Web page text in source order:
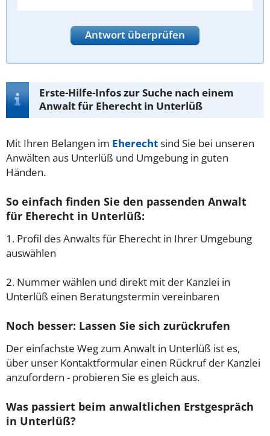
Antwort überprüfen
Erste-Hilfe-Infos zur Suche nach einem
Anwalt für Eherecht in Unterlüß
Mit Ihren Belangen im Eherechtsind Sie bei unseren
Anwälten aus Unterlüß und Umgebung in guten
Händen.
So einfach finden Sie den passenden Anwalt
für Eherecht in Unterlüß:
1. Profil des Anwalts für Eherecht in Ihrer Umgebung
auswählen
2. Nummer wählen und direkt mit der Kanzlei in
Unterlüß einen Beratungstermin vereinbaren
Noch besser: Lassen Sie sich zurückrufen
Der einfachste Weg zum Anwalt in Unterlüß ist es,
über unser Kontaktformular einen Rückruf der Kanzlei
anzufordern - probieren Sie es gleich aus.
Was passiert beim anwaltlichen Erstgespräch
in Unterlüß?